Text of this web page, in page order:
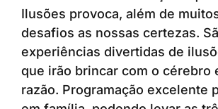
Ilusões provoca, além de
desafios as nossas certezas.
experiências divertidas de
que irão brincar com o cérebro
razão. Programação excelente